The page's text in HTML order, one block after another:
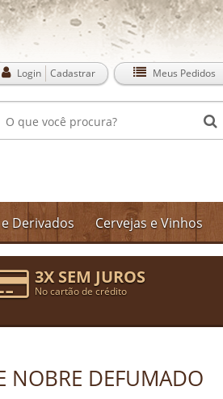
Login Cadastrar Meus Pedidos
Derivados Cervejas e Vinhos
3X SEM JUROS
No cartão de crédito
NOBRE DEFUMADO